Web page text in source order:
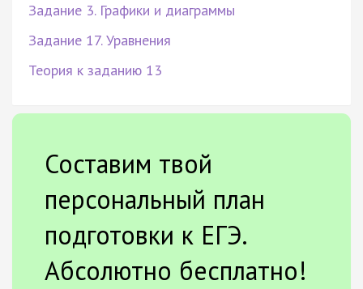
Задание 3. Графики и диаграммы
Задание 17. Уравнения
Теория к заданию 13
Составим твой
персональный план
подготовки к ЕГЭ.
Абсолютно бесплатно!